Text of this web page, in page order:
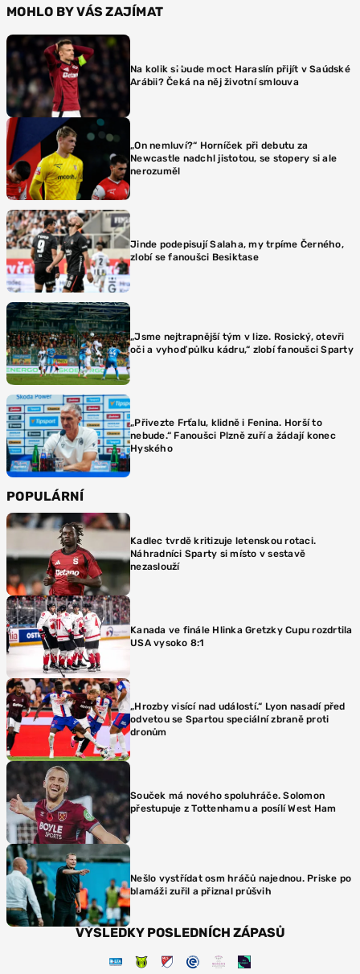
MOHLO BY VÁS ZAJÍMAT
Na kolik si bude moct Haraslín přijít v Saúdské
Arábii? Čeká na něj životní smlouva
„On nemluví?“ Horníček při debutu za
Newcastle nadchl jistotou, se stopery si ale
nerozuměl
Jinde podepisují Salaha, my trpíme Černého,
zlobí se fanoušci Besiktase
„Jsme nejtrapnější tým v lize. Rosický, otevři
oči a vyhoď půlku kádru,“ zlobí fanoušci Sparty
„Přivezte Frťalu, klidně i Fenina. Horší to
nebude.“ Fanoušci Plzně zuří a žádají konec
Hyského
POPULÁRNÍ
Kadlec tvrdě kritizuje letenskou rotaci.
Náhradníci Sparty si místo v sestavě
nezaslouží
Kanada ve finále Hlinka Gretzky Cupu rozdrtila
USA vysoko 8:1
„Hrozby visící nad událostí.“ Lyon nasadí před
odvetou se Spartou speciální zbraně proti
dronům
Souček má nového spoluhráče. Solomon
přestupuje z Tottenhamu a posílí West Ham
Nešlo vystřídat osm hráčů najednou. Priske po
blamáži zuřil a přiznal průšvih
VÝSLEDKY POSLEDNÍCH ZÁPASŮ